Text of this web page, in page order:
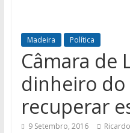
Madeira Política
Câmara de
dinheiro do
recuperar
9 Setembro, 2016